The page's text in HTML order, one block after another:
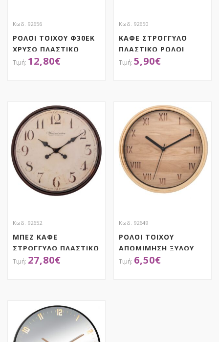
Κωδ. 92656
ΡΟΛΟΙ ΤΟΙΧΟΥ Φ30ΕΚ
ΧΡΥΣΟ ΠΛΑΣΤΙΚΟ
ΣΤΡΟΓΓΥΛΟ
12,80€
Κωδ. 92650
ΚΑΦΕ ΣΤΡΟΓΓΥΛΟ
ΠΛΑΣΤΙΚΟ ΡΟΛΟΙ
ΤΟΙΧΟΥ Φ22ΕΚ ΟΨΗ
5,90€
Κωδ. 92652
ΜΠΕΖ ΚΑΦΕ
ΣΤΡΟΓΓΥΛΟ ΠΛΑΣΤΙΚΟ
ΡΟΛΟΙ ΤΟΙΧΟΥ Φ50ΕΚ
27,80€
Κωδ. 92649
ΡΟΛΟΙ ΤΟΙΧΟΥ
ΑΠΟΜΙΜΗΣΗ ΞΥΛΟΥ
Φ22ΕΚ ΠΛΑΣΤΙΚΟ
6,50€